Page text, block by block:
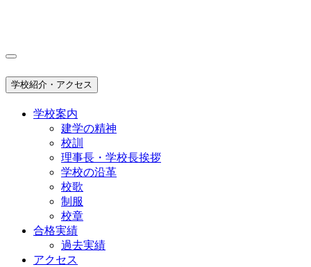
学校紹介・アクセス
学校案内
建学の精神
校訓
理事長・学校長挨拶
学校の沿革
校歌
制服
校章
合格実績
過去実績
アクセス